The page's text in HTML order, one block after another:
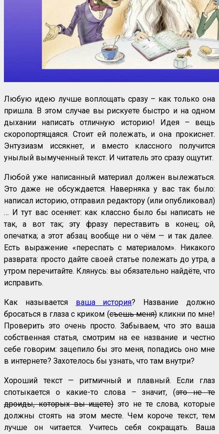
Любую идею лучше воплощать сразу – как только она
пришла. В этом случае вы рискуете быстро и на одном
дыхании написать отличную историю! Идея – вещь
скоропортящаяся. Стоит ей полежать, и она прокиснет.
Энтузиазм иссякнет, и вместо классного получится
унылый вымученный текст. И читатель это сразу ощутит.
Любой уже написанный материал должен вылежаться.
Это даже не обсуждается. Наверняка у вас так было:
написал историю, отправил редактору (или опубликовал)
… И тут вас осеняет: как классно было бы написать не
так, а вот так; эту фразу переставить в конец; ой,
опечатка; а этот абзац вообще ни о чём — и так далее.
Есть выражение «переспать с материалом». Никакого
разврата: просто дайте своей статье полежать до утра, а
утром перечитайте. Клянусь: вы обязательно найдёте, что
исправить.
Как называется ваша история? Название должно
бросаться в глаза с криком (съешь меня)кликни по мне!
Проверить это очень просто. Забываем, что это ваша
собственная статья, смотрим на ее название и честно
себе говорим: зацепило бы это меня, попадись оно мне
в интернете? Захотелось бы узнать, что там внутри?
Хороший текст — ритмичный и плавный. Если глаз
спотыкается о какие-то слова – значит, (это не те
дроиды, которых вы ищете)это не те слова, которые
должны стоять на этом месте. Чем короче текст, тем
лучше он читается. Учитесь себя сокращать. Ваша